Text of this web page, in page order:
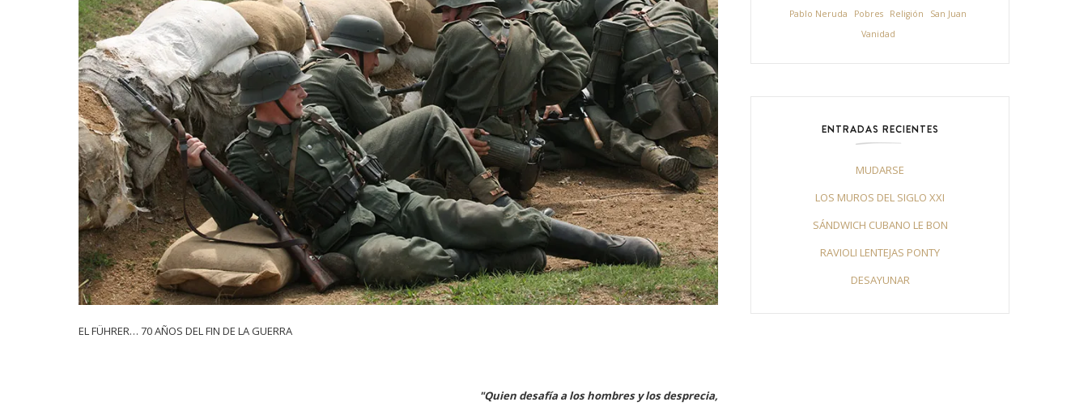
EL FÜHRER… 70 AÑOS DEL FIN DE LA GUERRA
"Quien desafía a los hombres y los desprecia,
Pablo Neruda
Pobres Religión
San Juan
Vanidad
ENTRADAS RECIENTES
MUDARSE
LOS MUROS DEL SIGLO XXI
SÁNDWICH CUBANO LE BON
RAVIOLI LENTEJAS PONTY
DESAYUNAR